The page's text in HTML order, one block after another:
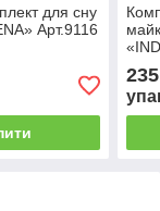
для сну
Арт.9116